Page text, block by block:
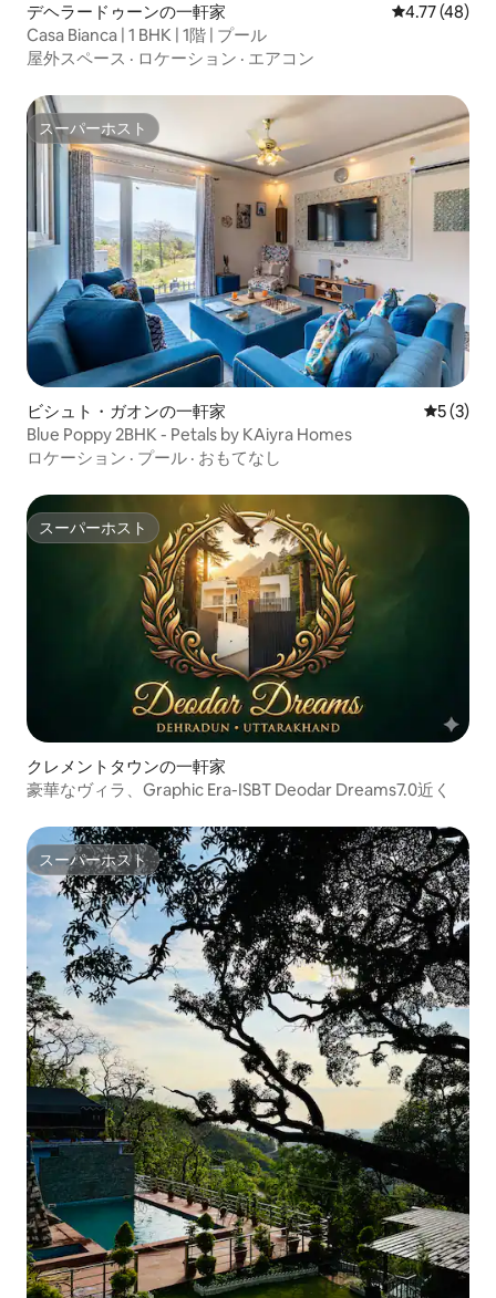
デヘラードゥーンの一軒家 レビュー48
4.77 (48)
Casa Bianca | 1 BHK | 1階 | プール
屋外スペース · ロケーション · エアコン
スーパーホスト
スーパーホスト
ビシュト・ガオンの一軒家 レビュー
5 (3)
Blue Poppy 2BHK - Petals by KAiyra Homes
ロケーション · プール · おもてなし
スーパーホスト
スーパーホスト
クレメントタウンの一軒家
豪華なヴィラ、Graphic Era-ISBT Deodar Dreams7.0近く
スーパーホスト
スーパーホスト